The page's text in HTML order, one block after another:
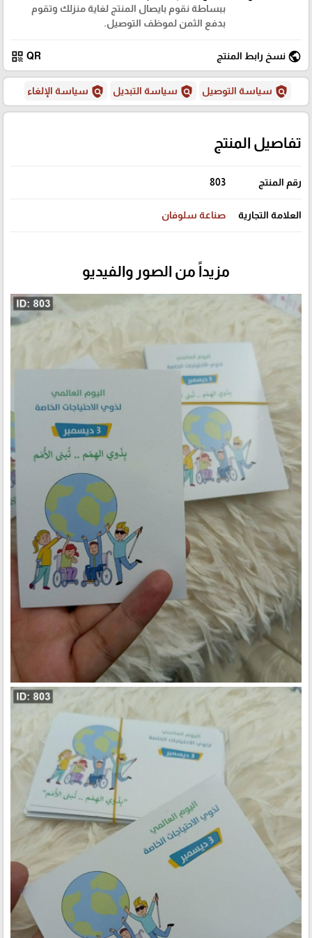
ببساطة نقوم بايصال المنتج لغاية منزلك وتقوم
بدفع الثمن لموظف التوصيل.
public نسخ رابط المنتج QR
qr_code
policy سياسة التوصيل policy سياسة التبديل policy سياسة الإلغاء
تفاصيل المنتج
رقم المنتج 803
العلامة التجارية صناعة سلوفان
مزيداً من الصور والفيديو